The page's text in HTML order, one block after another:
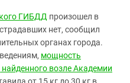
ГИБДД произошел в
нет, сообщил
органах города.
мощность
возле Академии